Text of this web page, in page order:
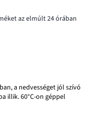
az elmúlt 24 órában
a nedvességet jól szívó
illik. 60°C-on géppel